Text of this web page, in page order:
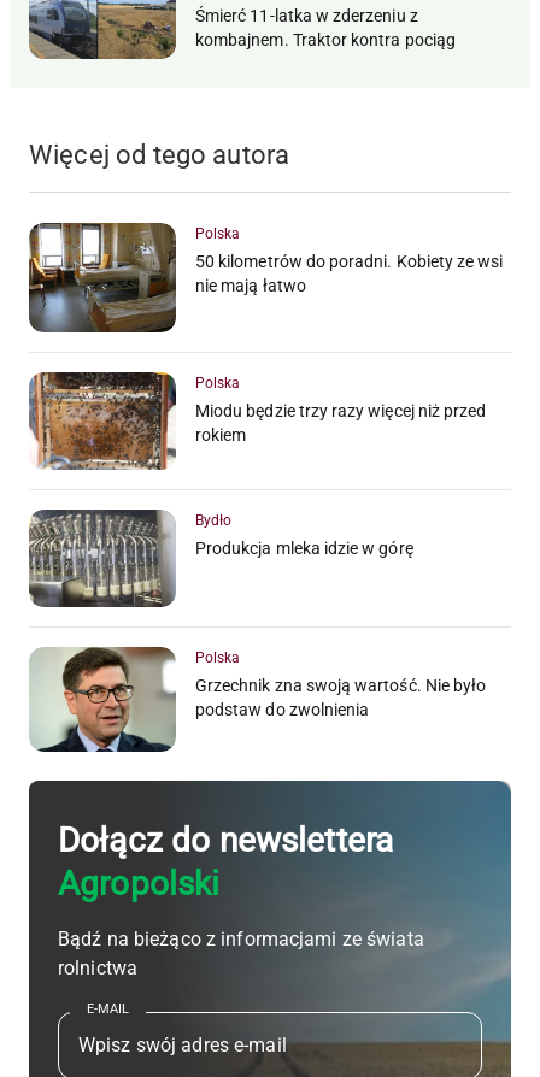
Śmierć 11-latka w zderzeniu z
kombajnem. Traktor kontra pociąg
Więcej od tego autora
Polska
50 kilometrów do poradni. Kobiety ze wsi
nie mają łatwo
Polska
Miodu będzie trzy razy więcej niż przed
rokiem
Bydło
Produkcja mleka idzie w górę
Polska
Grzechnik zna swoją wartość. Nie było
podstaw do zwolnienia
Dołącz do newslettera
Agropolski
Bądź na bieżąco z informacjami ze świata
rolnictwa
E-MAIL